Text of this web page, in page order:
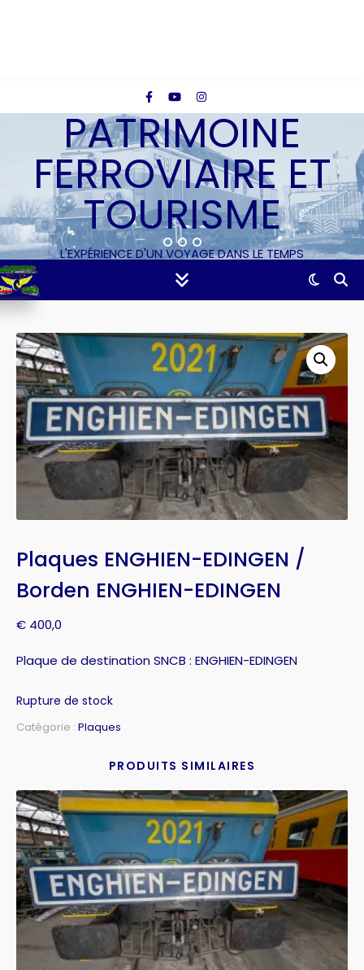
PATRIMOINE
FERROVIAIRE ET
TOURISME
L'EXPÉRIENCE D'UN VOYAGE DANS LE TEMPS
Plaques ENGHIEN-EDINGEN /
Borden ENGHIEN-EDINGEN
€ 400,0
Plaque de destination SNCB : ENGHIEN-EDINGEN
Rupture de stock
Catégorie : Plaques
PRODUITS SIMILAIRES